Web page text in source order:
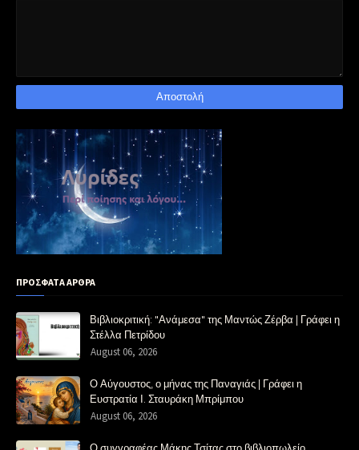
ΠΡΟΣΦΑΤΑ ΑΡΘΡΑ
Βιβλιοκριτική: "Ανάμεσα" της Μαντώς Ζέρβα | Γράφει η
Στέλλα Πετρίδου
August 06, 2026
Ο Αύγουστος, ο μήνας της Παναγιάς | Γράφει η
Ευστρατία Ι. Σταυράκη Μπρίμπου
August 06, 2026